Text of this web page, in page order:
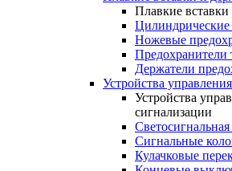
Плавкие
Цилиндрические
Ножевые
Предохранители
Держатели
Устройства
Устройства
сигнализации
Светосигнальная
Сигнальные
Кулачковые